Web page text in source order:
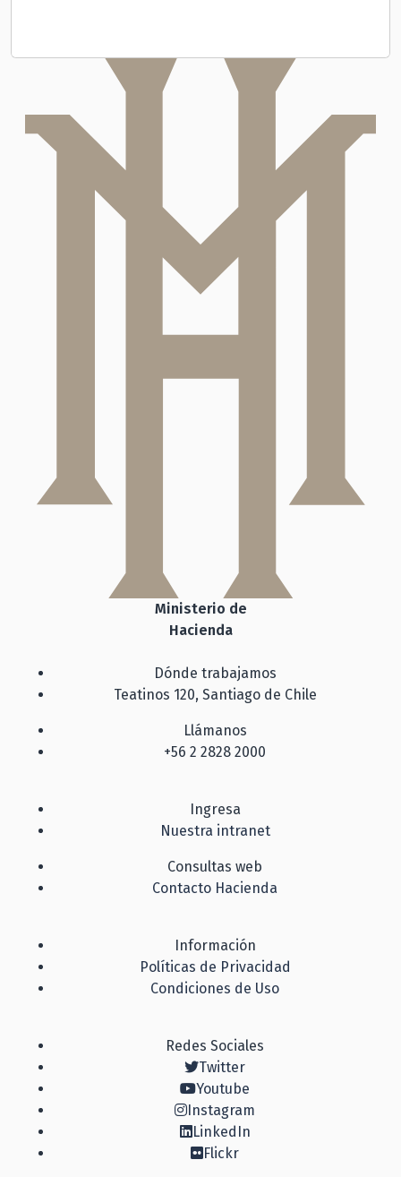
Ministerio de
Hacienda
Dónde trabajamos
Teatinos 120, Santiago de Chile
Llámanos
+56 2 2828 2000
Ingresa
Nuestra intranet
Consultas web
Contacto Hacienda
Información
Políticas de Privacidad
Condiciones de Uso
Redes Sociales
Twitter
Youtube
Instagram
LinkedIn
Flickr